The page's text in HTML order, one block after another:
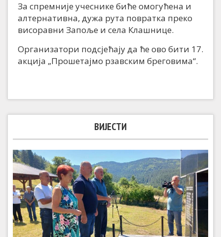
За спремније учеснике биће омогућена и
алтернативна, дужа рута повратка преко
висоравни Запоље и села Клашнице.
Организатори подсјећају да ће ово бити 17.
акција „Прошетајмо рзавским бреговима“.
ВИЈЕСТИ